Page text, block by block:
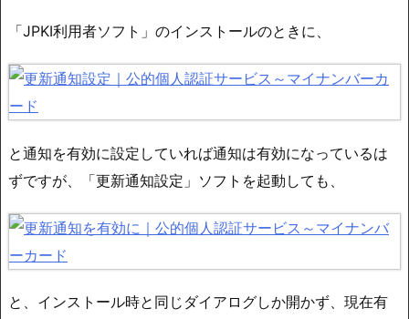
「JPKI利用者ソフト」のインストールのときに、
と通知を有効に設定していれば通知は有効になっているは
ずですが、「更新通知設定」ソフトを起動しても、
と、インストール時と同じダイアログしか開かず、現在有